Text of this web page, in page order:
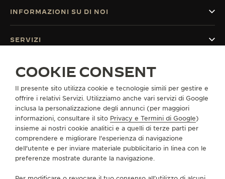
CI SEGUA
VAI ALLA PAGINA INSTAGRAM DI JAEGER-
VAI ALLA PAGINA LINKEDIN DI JAEGER-
VAI ALLA PAGINA FACEBOOK DI
VAI ALLA PAGINA YOUTUBE
VAI ALLA PAGINA
VAI ALLA PAGINA
ISCRIVERSI ALLA NEWSLETTER
INFORMAZIONI SU DI NOI
SERVIZI
CONTATTI
COOKIE CONSENT
Il presente sito utilizza cookie e tecnologie simili per gestire e
offrire i relativi Servizi. Utilizziamo anche vari servizi di Google
inclusa la personalizzazione degli annunci (per maggiori
informazioni, consultare il sito Privacy e Termini di Google)
insieme ai nostri cookie analitici e a quelli di terze parti per
comprendere e migliorare l'esperienza di navigazione
dell'utente e per inviare materiale pubblicitario in linea con le
preferenze mostrate durante la navigazione.